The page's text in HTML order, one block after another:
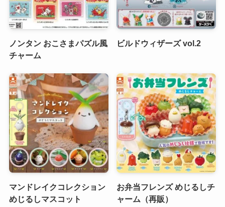
ノンタン おこさまパズル風
チャーム
ビルドウィザーズ vol.2
マンドレイクコレクション
めじるしマスコット
お弁当フレンズ めじるしチ
ャーム（再販）